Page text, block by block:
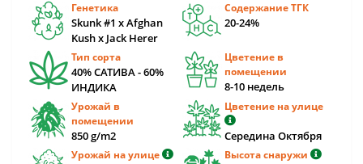
Генетика
Skunk #1 x Afghan
Kush x Jack Herer
Содержание ТГК
20-24%
Тип сорта
40% САТИВА - 60%
ИНДИКА
Цветение в
помещении
8-10 недель
Урожай в
помещении
850 g/m2
Цветение на улице
Середина Октября
Урожай на улице Высота снаружи